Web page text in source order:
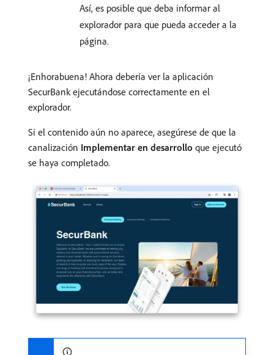
Así, es posible que deba informar al
explorador para que pueda acceder a la
página.
¡Enhorabuena! Ahora debería ver la aplicación
SecurBank ejecutándose correctamente en el
explorador.
Si el contenido aún no aparece, asegúrese de que la
canalización Implementar en desarrollo que ejecutó
se haya completado.